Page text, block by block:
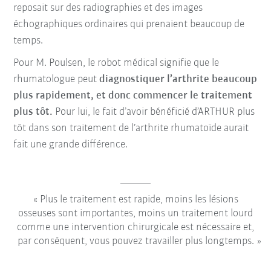
reposait sur des radiographies et des images
échographiques ordinaires qui prenaient beaucoup de
temps.
Pour M. Poulsen, le robot médical signifie que le
rhumatologue peutdiagnostiquer l’arthrite beaucoup
plus rapidement, et donc commencer le traitement
plus tôt. Pour lui, le fait d’avoir bénéficié d’ARTHUR plus
tôt dans son traitement de l’arthrite rhumatoïde aurait
fait une grande différence.
Plus le traitement est rapide, moins les lésions
osseuses sont importantes, moins un traitement lourd
comme une intervention chirurgicale est nécessaire et,
par conséquent, vous pouvez travailler plus longtemps.